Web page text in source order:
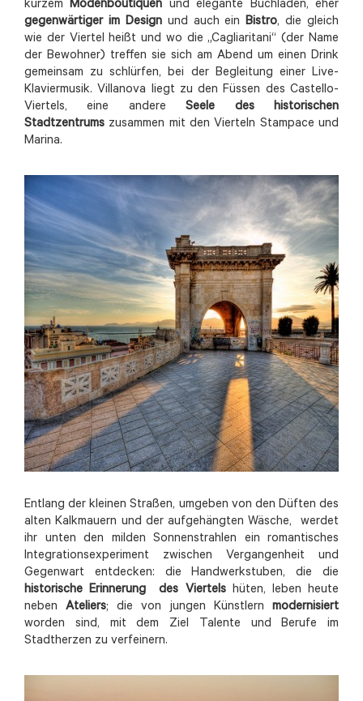
kurzemModenboutiquen und elegante Buchläden, eher
gegenwärtiger im Design und auch einBistro, die gleich
wie der Viertel heißt und wo die „Cagliaritani“ (der Name
der Bewohner) treffen sie sich am Abend um einen Drink
gemeinsam zu schlürfen, bei der Begleitung einer Live-
Klaviermusik. Villanova liegt zu den Füssen des Castello-
Viertels, eine andereSeele des historischen
Stadtzentrums zusammen mit den Vierteln Stampace und
Marina.
Entlang der kleinen Straßen, umgeben von den Düften des
alten Kalkmauern und der aufgehängten Wäsche, werdet
ihr unten den milden Sonnenstrahlen ein romantisches
Integrationsexperiment zwischen Vergangenheit und
Gegenwart entdecken: die Handwerkstuben, die die
historische Erinnerung des Viertelshüten, leben heute
neben Ateliers; die von jungen Künstlern modernisiert
worden sind, mit dem Ziel Talente und Berufe im
Stadtherzen zu verfeinern.